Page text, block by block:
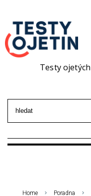
Testy
Home Poradna